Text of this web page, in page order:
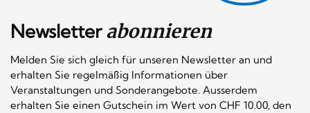
Newsletterabonnieren
Melden Sie sich gleich für unseren Newsletter an und
erhalten Sie regelmäßig Informationen über
Veranstaltungen und Sonderangebote. Ausserdem
erhalten Sie einen Gutschein im Wert von CHF 10.00, den